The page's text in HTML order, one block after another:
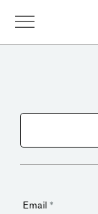
Email *